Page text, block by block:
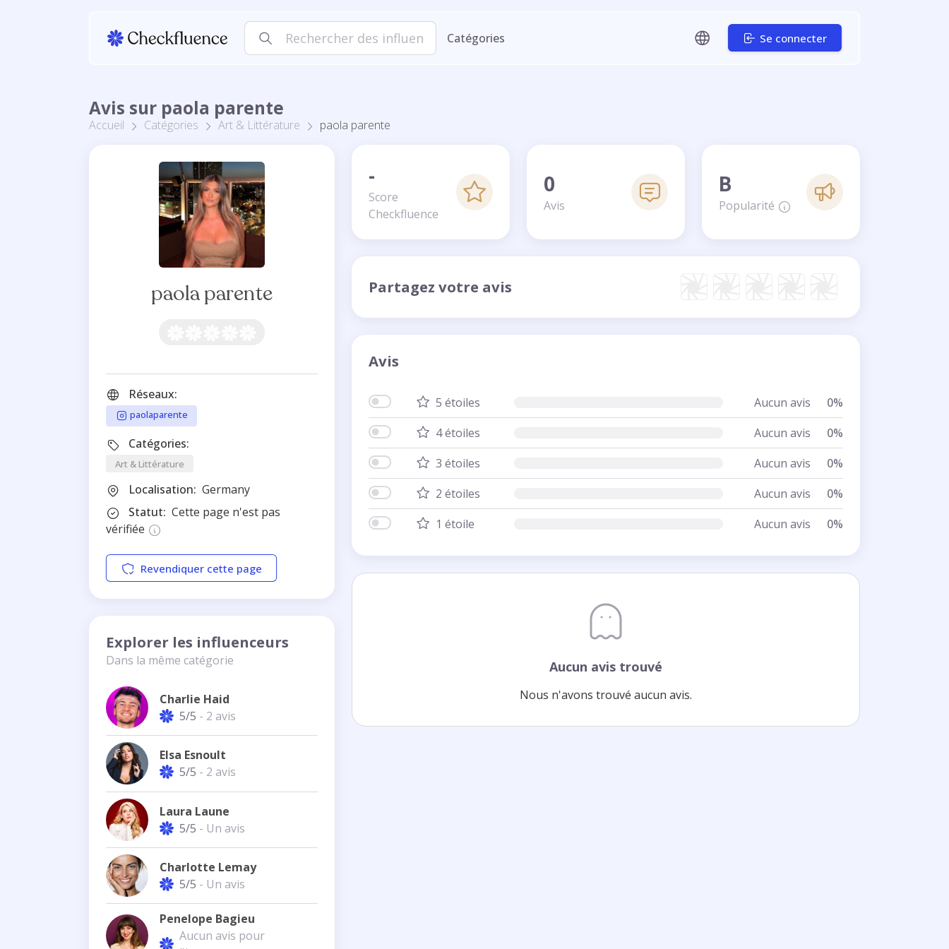
Catégories Se connecter
Avis sur paola parente
Accueil Catégories Art & Littérature paola parente
paola parente
Réseaux:
paolaparente
Catégories:
Art & Littérature
Localisation: Germany
Statut: Cette page n'est pas
vérifiée
Revendiquer cette page
Explorer les influenceurs
Dans la même catégorie
Charlie Haid
5/5 - 2 avis
Elsa Esnoult
5/5 - 2 avis
Laura Laune
5/5 - Un avis
Charlotte Lemay
5/5 - Un avis
Penelope Bagieu
Aucun avis pour
-
Score
Checkfluence
0
Avis
B
Popularité
Partagez votre avis
Avis
5 étoiles Aucun avis
0%
4 étoiles
Aucun avis
0%
3 étoiles
Aucun avis
0%
2 étoiles
Aucun avis
0%
1 étoile
Aucun avis 0%
Aucun avis trouvé
Nous n'avons trouvé aucun avis.